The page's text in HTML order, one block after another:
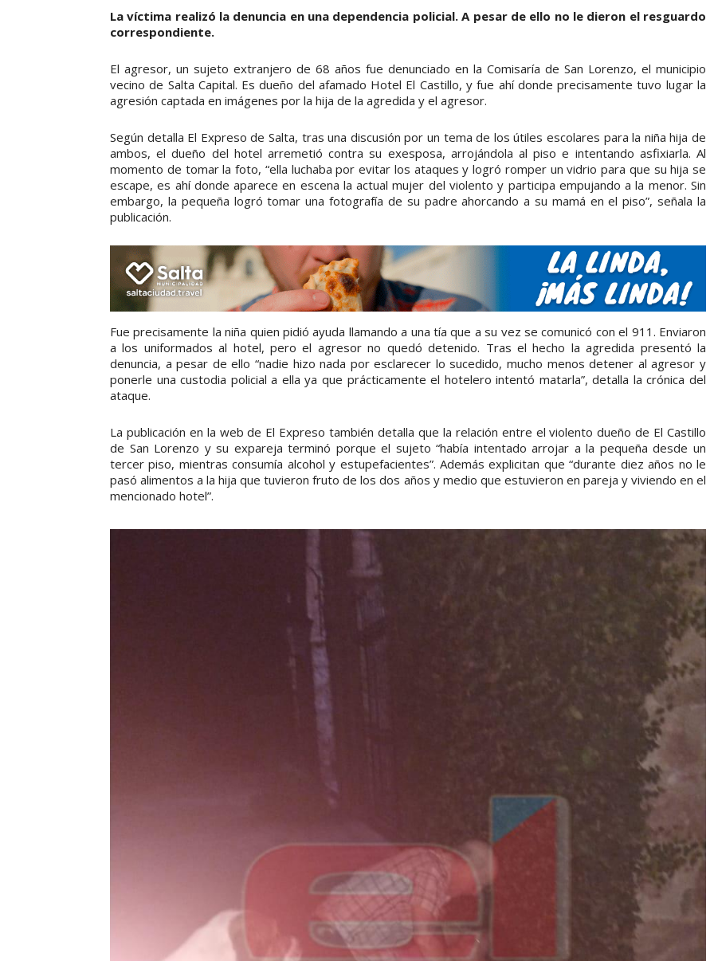
La víctima realizó la denuncia en una dependencia policial. A pesar de ello no le dieron el resguardo
correspondiente.
El agresor, un sujeto extranjero de 68 años fue denunciado en la Comisaría de San Lorenzo, el municipio
vecino de Salta Capital. Es dueño del afamado Hotel El Castillo, y fue ahí donde precisamente tuvo lugar la
agresión captada en imágenes por la hija de la agredida y el agresor.
Según detalla El Expreso de Salta, tras una discusión por un tema de los útiles escolares para la niña hija de
ambos, el dueño del hotel arremetió contra su exesposa, arrojándola al piso e intentando asfixiarla. Al
momento de tomar la foto, “ella luchaba por evitar los ataques y logró romper un vidrio para que su hija se
escape, es ahí donde aparece en escena la actual mujer del violento y participa empujando a la menor. Sin
embargo, la pequeña logró tomar una fotografía de su padre ahorcando a su mamá en el piso”, señala la
publicación.
Fue precisamente la niña quien pidió ayuda llamando a una tía que a su vez se comunicó con el 911. Enviaron
a los uniformados al hotel, pero el agresor no quedó detenido. Tras el hecho la agredida presentó la
denuncia, a pesar de ello “nadie hizo nada por esclarecer lo sucedido, mucho menos detener al agresor y
ponerle una custodia policial a ella ya que prácticamente el hotelero intentó matarla”, detalla la crónica del
ataque.
La publicación en la web de El Expreso también detalla que la relación entre el violento dueño de El Castillo
de San Lorenzo y su expareja terminó porque el sujeto “había intentado arrojar a la pequeña desde un
tercer piso, mientras consumía alcohol y estupefacientes”. Además explicitan que “durante diez años no le
pasó alimentos a la hija que tuvieron fruto de los dos años y medio que estuvieron en pareja y viviendo en el
mencionado hotel”.